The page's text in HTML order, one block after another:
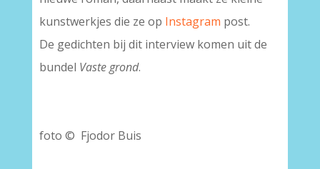
kunstwerkjes die ze op Instagram post.
De gedichten bij dit interview komen uit de
bundel Vaste grond.
foto © Fjodor Buis